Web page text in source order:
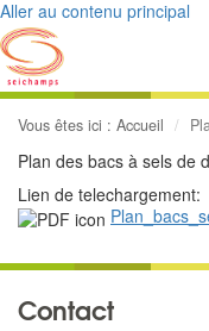
Aller au contenu principal
Vous êtes ici : Accueil
Plan des bacs à sels de
Lien de telechargement:
Contact